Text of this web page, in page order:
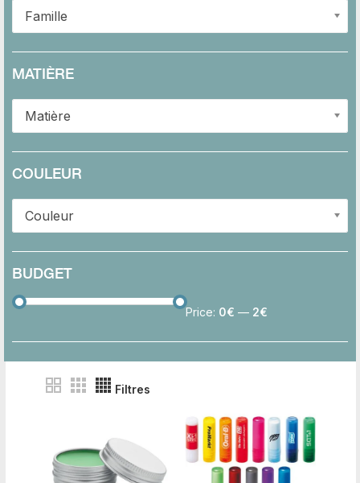
Famille
MATIÈRE
Matière
COULEUR
Couleur
BUDGET
Price: 0€ — 2€
Filtres